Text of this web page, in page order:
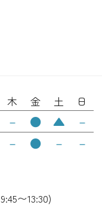
〜13:30)
木 金 土 日
－ ● ▲
－
－ ● － －